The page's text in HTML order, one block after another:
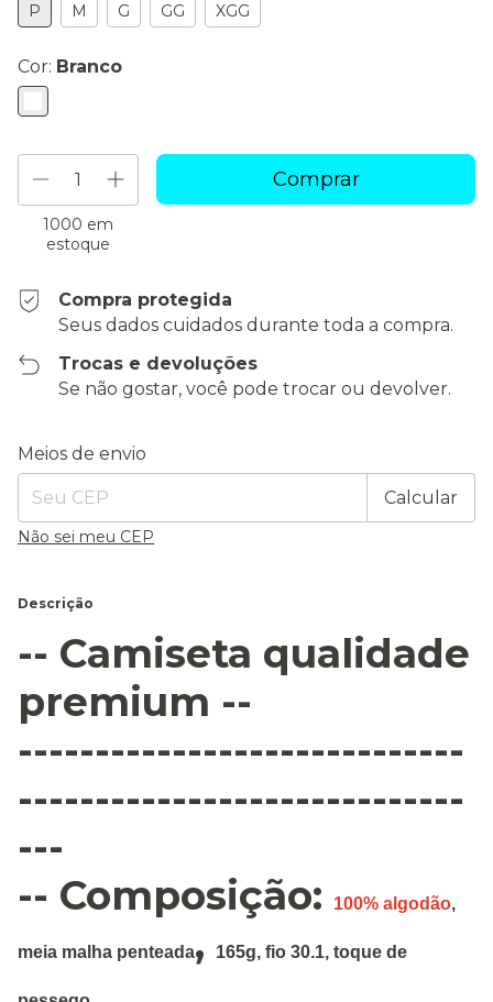
P M G GG XGG
Cor: Branco
1000 em
estoque
Compra protegida
Seus dados cuidados durante toda a compra.
Trocas e devoluções
Se não gostar, você pode trocar ou devolver.
Entregas para o CEP:
Meios de envio
Calcular
Não sei meu CEP
Descrição
-- Camiseta qualidade
premium --
-----------------------------
-----------------------------
---
-- Composição:
100% algodão,
meia malha penteada, 165g, fio 30.1, toque de